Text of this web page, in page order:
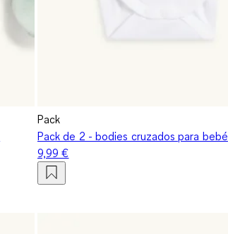
Pack
Pack de 2 - bodies cruzados para bebé
9,99 €